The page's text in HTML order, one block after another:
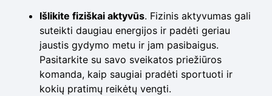
Išlikite fiziškai aktyvūs. Fizinis aktyvumas gali
suteikti daugiau energijos ir padėti geriau
jaustis gydymo metu ir jam pasibaigus.
Pasitarkite su savo sveikatos priežiūros
komanda, kaip saugiai pradėti sportuoti ir
kokių pratimų reikėtų vengti.